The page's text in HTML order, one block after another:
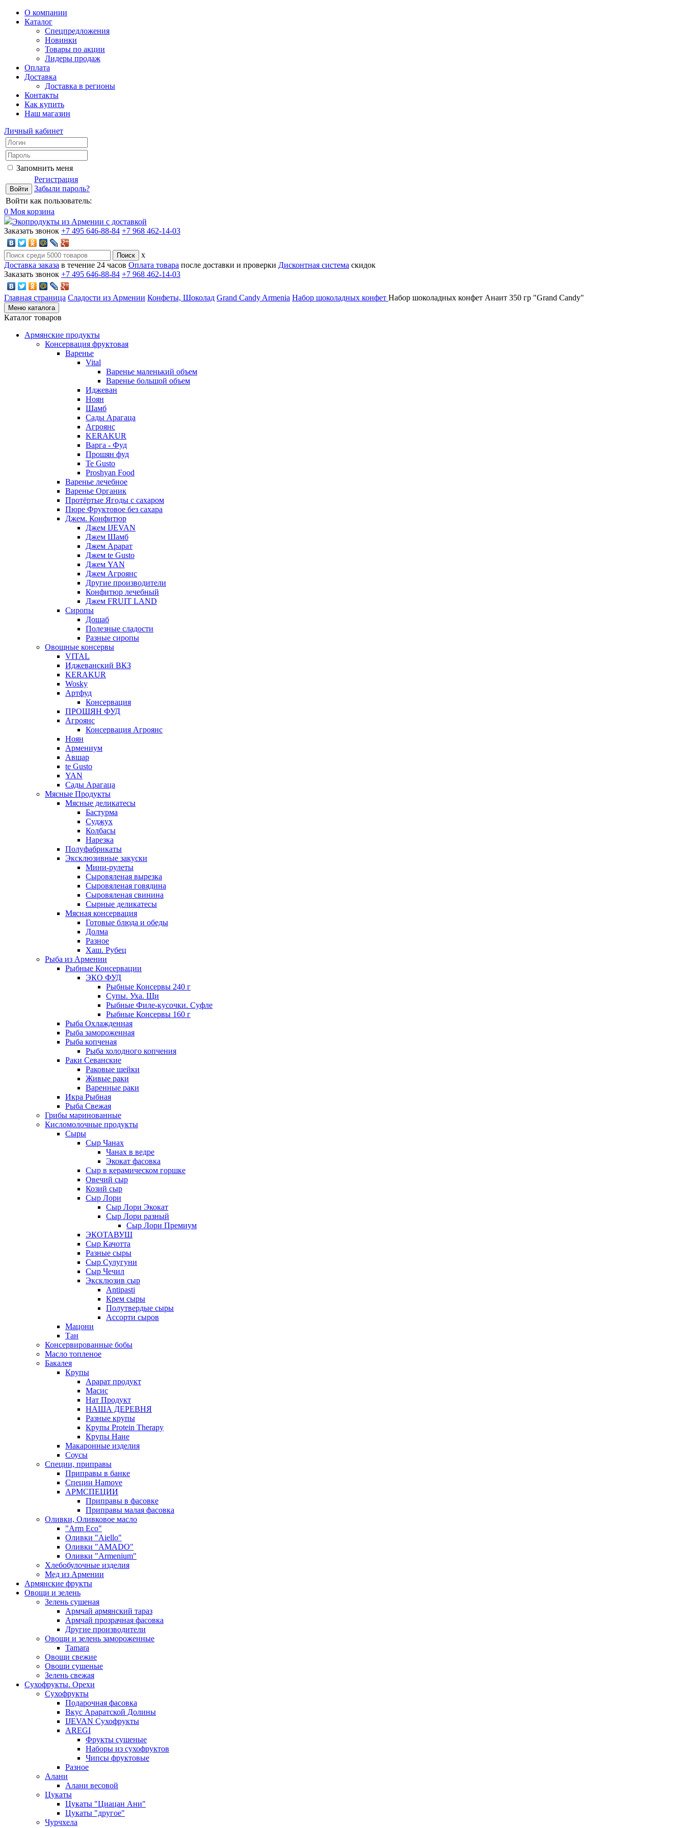
О компании
Каталог
Спецпредложения
Новинки
Товары по акции
Лидеры продаж
Оплата
Доставка
Доставка в регионы
Контакты
Как купить
Наш магазин
Личный кабинет
Запомнить меня
Регистрация
Забыли пароль?
Войти как пользователь:
0 Моя корзина
Экопродукты из Армении с доставкой
Заказать звонок +7 495 646-88-84 +7 968 462-14-03
x
Доставка заказа в течение 24 часов Оплата товара после доставки и проверки Дисконтная система скидок
Заказать звонок +7 495 646-88-84 +7 968 462-14-03
Главная страница Сладости из Армении Конфеты, Шоколад Grand Candy Armenia Набор шоколадных конфет Набор шоколадных конфет Анаит 350 гр "Grand Candy"
Меню каталога
Каталог товаров
Армянские продукты
Консервация фруктовая
Варенье
Vital
Варенье маленький объем
Варенье большой объем
Иджеван
Ноян
Шамб
Сады Арагаца
Агроянс
KERAKUR
Варга - Фуд
Прошян фуд
Te Gusto
Proshyan Food
Варенье лечебное
Варенье Органик
Протёртые Ягоды с сахаром
Пюре Фруктовое без сахара
Джем. Конфитюр
Джем IJEVAN
Джем Шамб
Джем Арарат
Джем te Gusto
Джем YAN
Джем Агроянс
Другие производители
Конфитюр лечебный
Джем FRUIT LAND
Сиропы
Дошаб
Полезные сладости
Разные сиропы
Овощные консервы
VITAL
Иджеванский ВКЗ
KERAKUR
Wosky
Артфуд
Консервация
ПРОШЯН ФУД
Агроянс
Консервация Агроянс
Ноян
Армениум
Авшар
te Gusto
YAN
Сады Арагаца
Мясные Продукты
Мясные деликатесы
Бастурма
Суджух
Колбасы
Нарезка
Полуфабрикаты
Эксклюзивные закуски
Мини-рулеты
Сыровяленая вырезка
Сыровяленая говядина
Сыровяленая свинина
Сырные деликатесы
Мясная консервация
Готовые блюда и обеды
Долма
Разное
Хаш. Рубец
Рыба из Армении
Рыбные Консервации
ЭКО ФУД
Рыбные Консервы 240 г
Супы. Уха. Щи
Рыбные Филе-кусочки. Суфле
Рыбные Консервы 160 г
Рыба Охлажденная
Рыба замороженная
Рыба копченая
Рыба холодного копчения
Раки Севанские
Раковые шейки
Живые раки
Варенные раки
Икра Рыбная
Рыба Свежая
Грибы маринованные
Кисломолочные продукты
Сыры
Сыр Чанах
Чанах в ведре
Экокат фасовка
Сыр в керамическом горшке
Овечий сыр
Козий сыр
Сыр Лори
Сыр Лори Экокат
Сыр Лори разный
Сыр Лори Премиум
ЭКОТАВУШ
Сыр Качотта
Разные сыры
Сыр Сулугуни
Сыр Чечил
Эксклюзив сыр
Antipasti
Крем сыры
Полутвердые сыры
Ассорти сыров
Мацони
Тан
Консервированные бобы
Масло топленое
Бакалея
Крупы
Арарат продукт
Масис
Нат Продукт
НАША ДЕРЕВНЯ
Разные крупы
Крупы Protein Therapy
Крупы Нане
Макаронные изделия
Соусы
Специи, приправы
Приправы в банке
Специи Hamove
АРМСПЕЦИИ
Приправы в фасовке
Приправы малая фасовка
Оливки, Оливковое масло
"Arm Eco"
Оливки "Aiello"
Оливки "AMADO"
Оливки "Armenium"
Хлебобулочные изделия
Мед из Армении
Армянские фрукты
Овощи и зелень
Зелень сушеная
Армчай армянский тараз
Армчай прозрачная фасовка
Другие производители
Овощи и зелень замороженные
Tamara
Овощи свежие
Овощи сушеные
Зелень свежая
Сухофрукты. Орехи
Сухофрукты
Подарочная фасовка
Вкус Араратской Долины
IJEVAN Сухофрукты
AREGI
Фрукты сушеные
Наборы из сухофруктов
Чипсы фруктовые
Разное
Алани
Алани весовой
Цукаты
Цукаты "Циацан Ани"
Цукаты "другое"
Чурчхела